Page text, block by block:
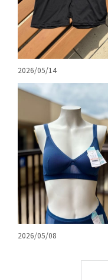
2026/05/14
2026/05/08